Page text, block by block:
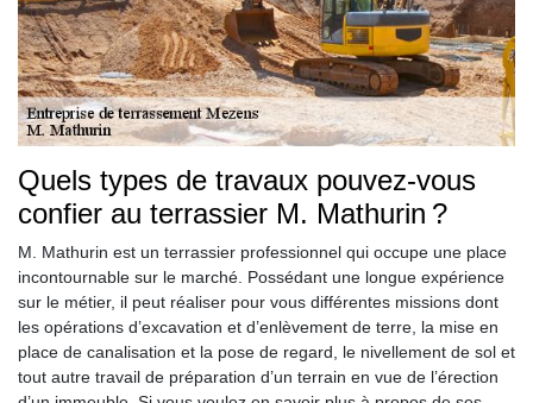
Quels types de travaux pouvez-vous
confier au terrassier M. Mathurin ?
M. Mathurin est un terrassier professionnel qui occupe une place
incontournable sur le marché. Possédant une longue expérience
sur le métier, il peut réaliser pour vous différentes missions dont
les opérations d’excavation et d’enlèvement de terre, la mise en
place de canalisation et la pose de regard, le nivellement de sol et
tout autre travail de préparation d’un terrain en vue de l’érection